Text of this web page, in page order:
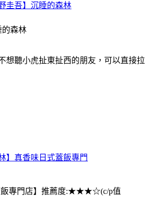
圭吾】沉睡的森林
想聽小虎扯東扯西的朋友，可以直接拉
】真香味日式蓋飯專門
飯專門店】推薦度:★★★☆(c/p值